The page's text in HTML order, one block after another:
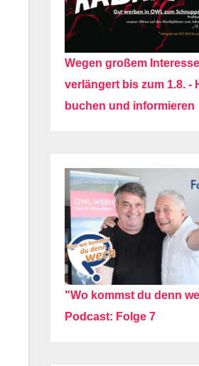
Wegen großem Interesse
verlängert bis zum 1.8. -
buchen und informieren
"Wo kommst du denn
Podcast: Folge 7